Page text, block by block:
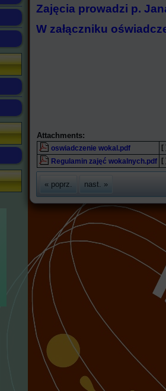
Zajęcia prowadzi p.
W załączniku
Attachments:
oswiadczenie wokal.pdf
[
Regulamin zajęć wokalnych.pdf
[
« poprz. nast. »